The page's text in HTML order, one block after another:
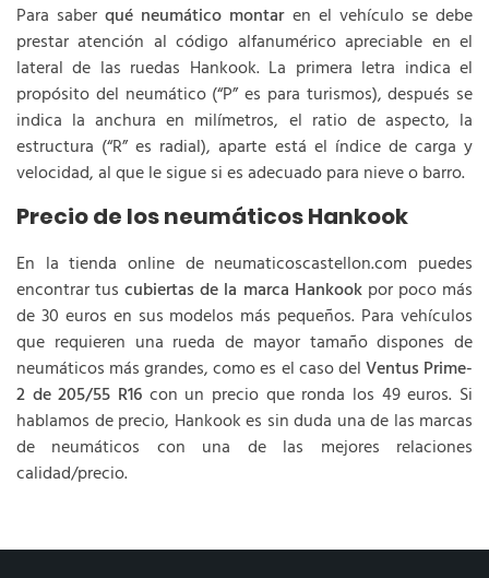
Para saberqué neumático montaren el vehículo se debe
prestar atención al código alfanumérico apreciable en el
lateral de las ruedas Hankook. La primera letra indica el
propósito del neumático (“P” es para turismos), después se
indica la anchura en milímetros, el ratio de aspecto, la
estructura (“R” es radial), aparte está el índice de carga y
velocidad, al que le sigue si es adecuado para nieve o barro.
Precio de los neumáticos Hankook
En la tienda online de neumaticoscastellon.com puedes
encontrar tuscubiertas de la marca Hankookpor poco más
de 30 euros en sus modelos más pequeños. Para vehículos
que requieren una rueda de mayor tamaño dispones de
neumáticos más grandes, como es el caso delVentus Prime-
2 de 205/55 R16 con un precio que ronda los 49 euros. Si
hablamos de precio, Hankook es sin duda una de las marcas
de neumáticos con una de las mejores relaciones
calidad/precio.